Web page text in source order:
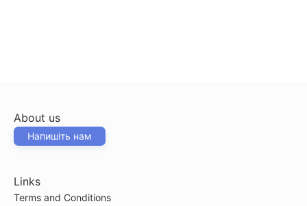
About us
Напишіть нам
Links
Terms and Conditions